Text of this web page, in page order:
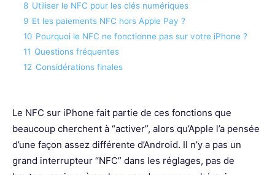
8 Utiliser le NFC pour les clés numériques
9 Et les paiements NFC hors Apple Pay ?
10 Pourquoi le NFC ne fonctionne pas sur votre iPhone ?
11 Questions fréquentes
12 Considérations finales
Le NFC sur iPhone fait partie de ces fonctions que
beaucoup cherchent à “activer”, alors qu’Apple l’a pensée
d’une façon assez différente d’Android. Il n’y a pas un
grand interrupteur “NFC” dans les réglages, pas de